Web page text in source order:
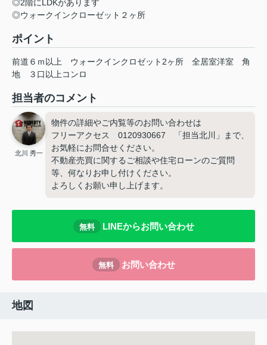
◎2階にLDKがあります
◎ウォークインクローゼット２ヶ所
ポイント
前道６ｍ以上 ウォークインクロゼット2ヶ所 全居室洋室
角
地
３口以上コンロ
担当者のコメント
北川 秀一
物件の詳細やご内覧等のお問い合わせは
フリーアクセス 0120930667 「担当北川」まで、
お気軽にお問合せください。
不動産売買に関するご相談や住宅ローンのご質問
等、何なりお申し付けください。
よろしくお願い申し上げます。
無料 LINEからお問い合わせ
無料 お問い合わせ
地図